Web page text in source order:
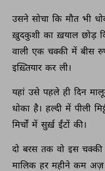
उसने सोचा कि मौत भी
ख़ुदकुशी का ख़याल छोड़
वाली एक चक्की में बीस
इख़्तियार कर ली।
यहां उसे पहले ही दिन
धोका है। हल्दी में पीली
मिर्चों में सुर्ख़ ईंटों की।
दो बरस तक वो इस चक्की
मालिक हर महीने कम अज़